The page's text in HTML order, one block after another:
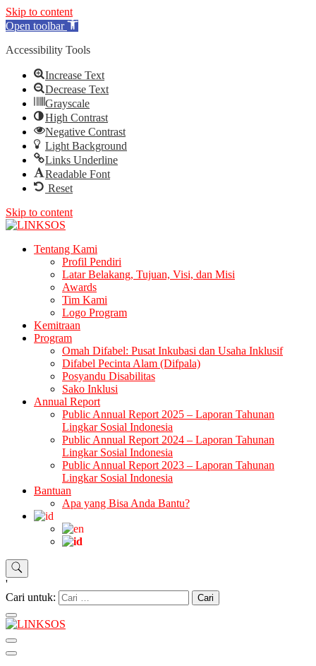
Skip to content
Open toolbar
Accessibility Tools
Increase Text
Decrease Text
Grayscale
High Contrast
Negative Contrast
Light Background
Links Underline
Readable Font
Reset
Skip to content
LINKSOSTentang Kami
Profil Pendiri
Latar Belakang, Tujuan, Visi, dan Misi
Awards
Tim Kami
Logo Program
Kemitraan
Program
Omah Difabel: Pusat Inkubasi dan Usaha Inklusif
Difabel Pecinta Alam (Difpala)
Posyandu Disabilitas
Sako Inklusi
Annual Report
Public Annual Report 2025 – Laporan Tahunan
Lingkar Sosial Indonesia
Public Annual Report 2024 – Laporan Tahunan
Lingkar Sosial Indonesia
Public Annual Report 2023 – Laporan Tahunan
Lingkar Sosial Indonesia
Bantuan
Apa yang Bisa Anda Bantu?
'
Cari untuk: